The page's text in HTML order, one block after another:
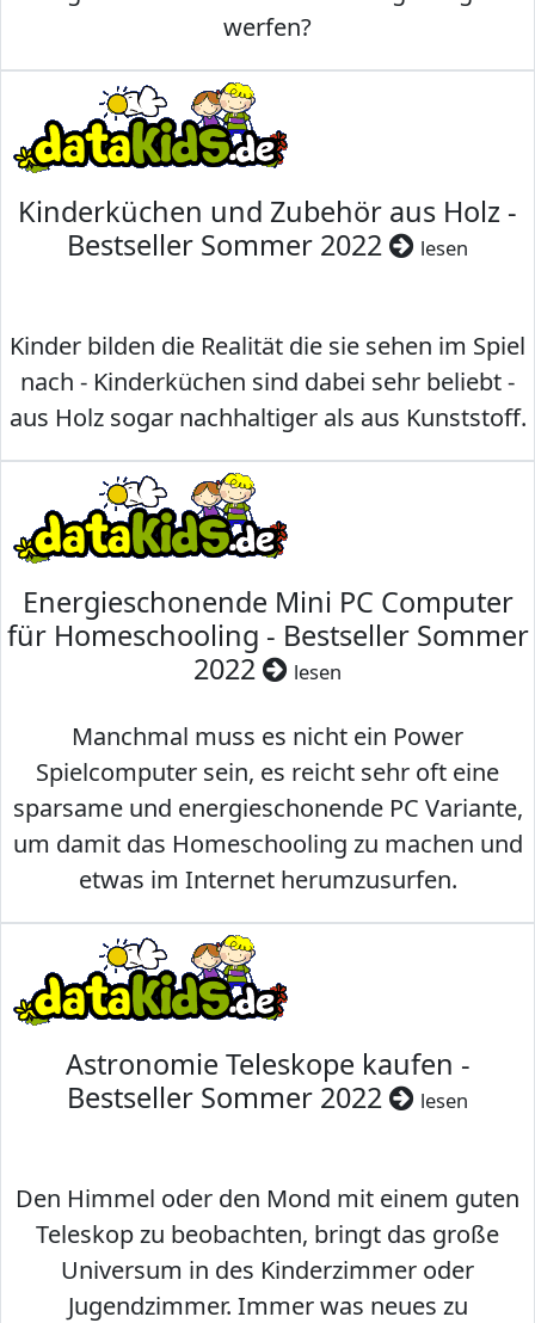
werfen?
Kinderküchen und Zubehör aus Holz -
Bestseller Sommer 2022
lesen
Kinder bilden die Realität die sie sehen im Spiel
nach - Kinderküchen sind dabei sehr beliebt -
aus Holz sogar nachhaltiger als aus Kunststoff.
Energieschonende Mini PC Computer
für Homeschooling - Bestseller Sommer
2022
lesen
Manchmal muss es nicht ein Power
Spielcomputer sein, es reicht sehr oft eine
sparsame und energieschonende PC Variante,
um damit das Homeschooling zu machen und
etwas im Internet herumzusurfen.
Astronomie Teleskope kaufen -
Bestseller Sommer 2022
lesen
Den Himmel oder den Mond mit einem guten
Teleskop zu beobachten, bringt das große
Universum in des Kinderzimmer oder
Jugendzimmer. Immer was neues zu